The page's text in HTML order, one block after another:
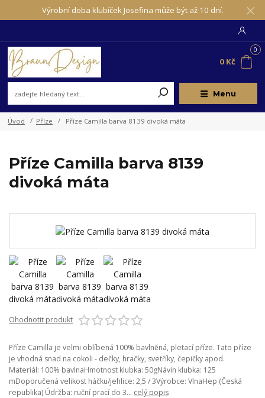
Výrobní doba klubíček Josefina může být až 10 dní.
Menu
0
0 Kč
Úvod Příze Příze Camilla barva 8139 divoká máta
Příze Camilla barva 8139
divoká máta
Ohodnotit produkt
Příze Camilla je velmi oblíbená 100% bavlněná, pletací příze. Tato příze
je vhodná snad na cokoli - dečky, hračky, svetříky, čepičky apod.
Materiál: 100% bavlnaHmotnost klubka: 50gNávin klubka: 125
mDoporučená velikost háčku/jehlice: 2,5 / 3Výrobce: VlnaHep (Česká
republika) Údržba: ruční prací do 3... celý popis